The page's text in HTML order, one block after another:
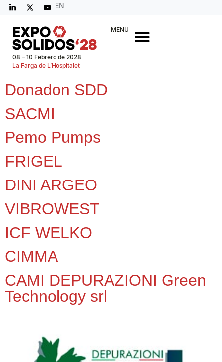
EN
08 – 10 Febrero de 2028
La Farga de L’Hospitalet
MENU
Donadon SDD
SACMI
Pemo Pumps
FRIGEL
DINI ARGEO
VIBROWEST
ICF WELKO
CIMMA
CAMI DEPURAZIONI Green
Technology srl